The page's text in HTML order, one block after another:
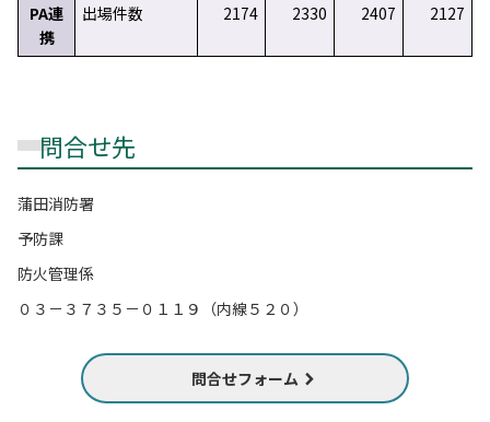
PA連
携
出場件数 2174 2330 2407 2127
問合せ先
蒲田消防署
予防課
防火管理係
０３－３７３５－０１１９（内線５２０）
問合せフォーム